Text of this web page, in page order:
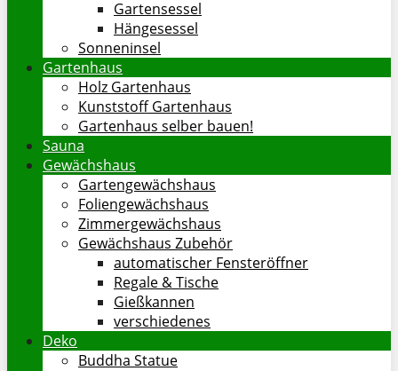
Gartensessel
Hängesessel
Sonneninsel
Gartenhaus
Holz Gartenhaus
Kunststoff Gartenhaus
Gartenhaus selber bauen!
Sauna
Gewächshaus
Gartengewächshaus
Foliengewächshaus
Zimmergewächshaus
Gewächshaus Zubehör
automatischer Fensteröffner
Regale & Tische
Gießkannen
verschiedenes
Deko
Buddha Statue